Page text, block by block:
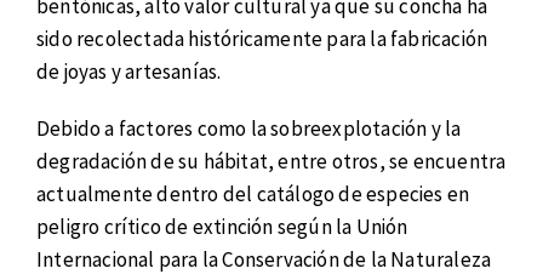
bentónicas, alto valor cultural ya que su concha ha
sido recolectada históricamente para la fabricación
de joyas y artesanías.
Debido a factores como la sobreexplotación y la
degradación de su hábitat, entre otros, se encuentra
actualmente dentro del catálogo de especies en
peligro crítico de extinción según la Unión
Internacional para la Conservación de la Naturaleza